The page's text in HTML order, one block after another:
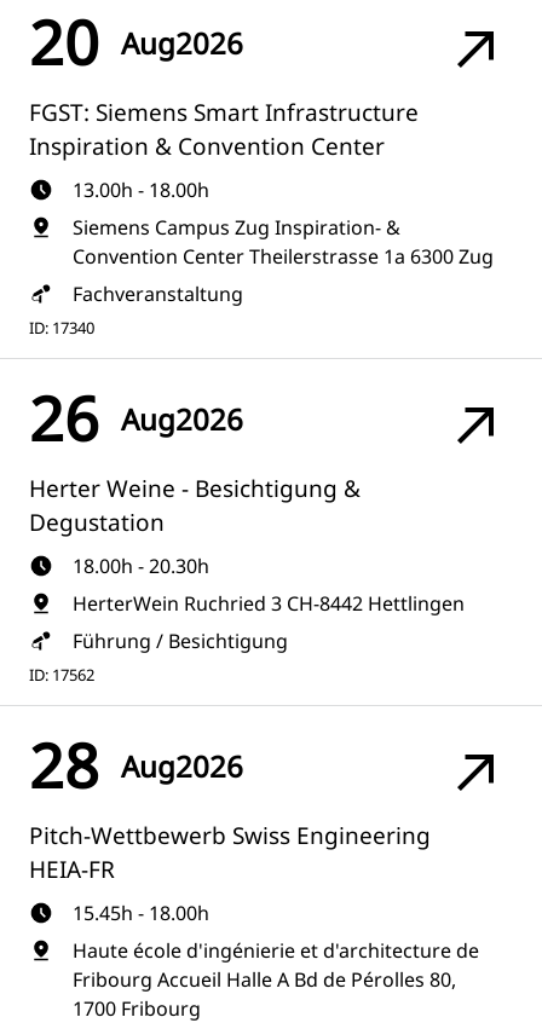
20 Aug2026
FGST: Siemens Smart Infrastructure
Inspiration & Convention Center
13.00h - 18.00h
Siemens Campus Zug Inspiration- &
Convention Center Theilerstrasse 1a 6300 Zug
Fachveranstaltung
ID: 17340
26 Aug2026
Herter Weine - Besichtigung &
Degustation
18.00h - 20.30h
HerterWein Ruchried 3 CH-8442 Hettlingen
Führung / Besichtigung
ID: 17562
28 Aug2026
Pitch-Wettbewerb Swiss Engineering
HEIA-FR
15.45h - 18.00h
Haute école d'ingénierie et d'architecture de
Fribourg Accueil Halle A Bd de Pérolles 80,
1700 Fribourg